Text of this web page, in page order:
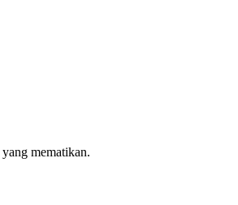
mematikan.